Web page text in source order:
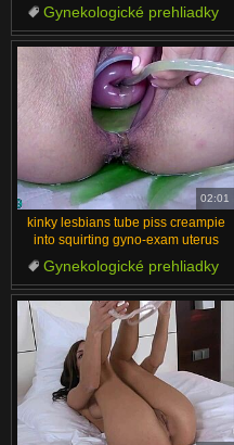
Ελληνικά
Čeština
Magyar
الع َر َب ِية.
Português
mi prstovala tesnú píču tak dobre!!
Gynekologické prehliadky
Pacient
Blondínky
Fetiš
Doktor
02:01
kinky lesbians tube piss creampie
into squirting gyno-exam uterus
Gynekologické prehliadky
Vkladanie
Pervertné
Bizar
BDSM